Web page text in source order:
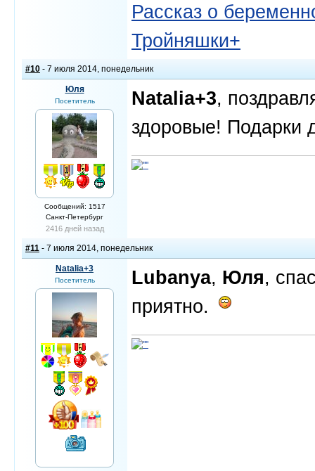
Рассказ о
Тройняшки+
#10 - 7 июля 2014, понедельник
Юля
Посетитель
Сообщений: 1517
Санкт-Петербург
2416 дней назад
Natalia+3,
здоровые! Подарки
#11 - 7 июля 2014, понедельник
Natalia+3
Посетитель Lubanya, Юля,
приятно.